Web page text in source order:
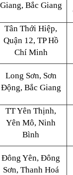
Giang, Bắc Giang
Tân Thới Hiệp,
Quận 12, TP Hồ
Chí Minh
Long Sơn, Sơn
Động, Bắc Giang
TT Yên Thịnh,
Yên Mô, Ninh
Bình
Đông Yên, Đông
Sơn, Thanh Hoá